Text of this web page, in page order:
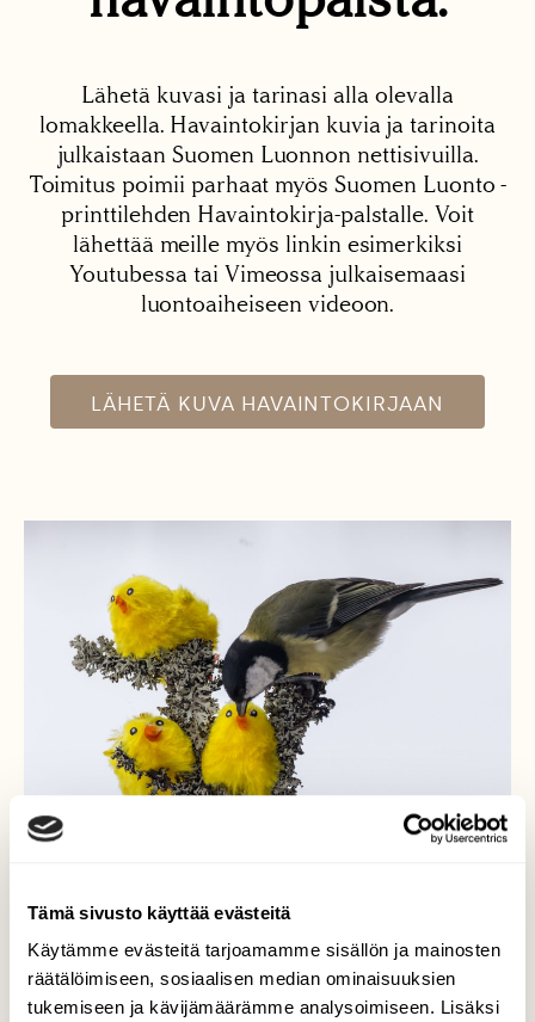
Tämä sivusto käyttää evästeitä
Käytämme evästeitä tarjoamamme sisällön ja mainosten
räätälöimiseen, sosiaalisen median ominaisuuksien
tukemiseen ja kävijämäärämme analysoimiseen. Lisäksi
Lähetä kuvasi ja tarinasi alla olevalla
lomakkeella. Havaintokirjan kuvia ja tarinoita
julkaistaan Suomen Luonnon nettisivuilla.
Toimitus poimii parhaat myös Suomen Luonto -
printtilehden Havaintokirja-palstalle. Voit
lähettää meille myös linkin esimerkiksi
Youtubessa tai Vimeossa julkaisemaasi
luontoaiheiseen videoon.
LÄHETÄ KUVA HAVAINTOKIRJAAN
Talitiainen ja pääsiäistiput